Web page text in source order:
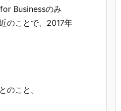
Businessのみ
のことで、2017年
こと。